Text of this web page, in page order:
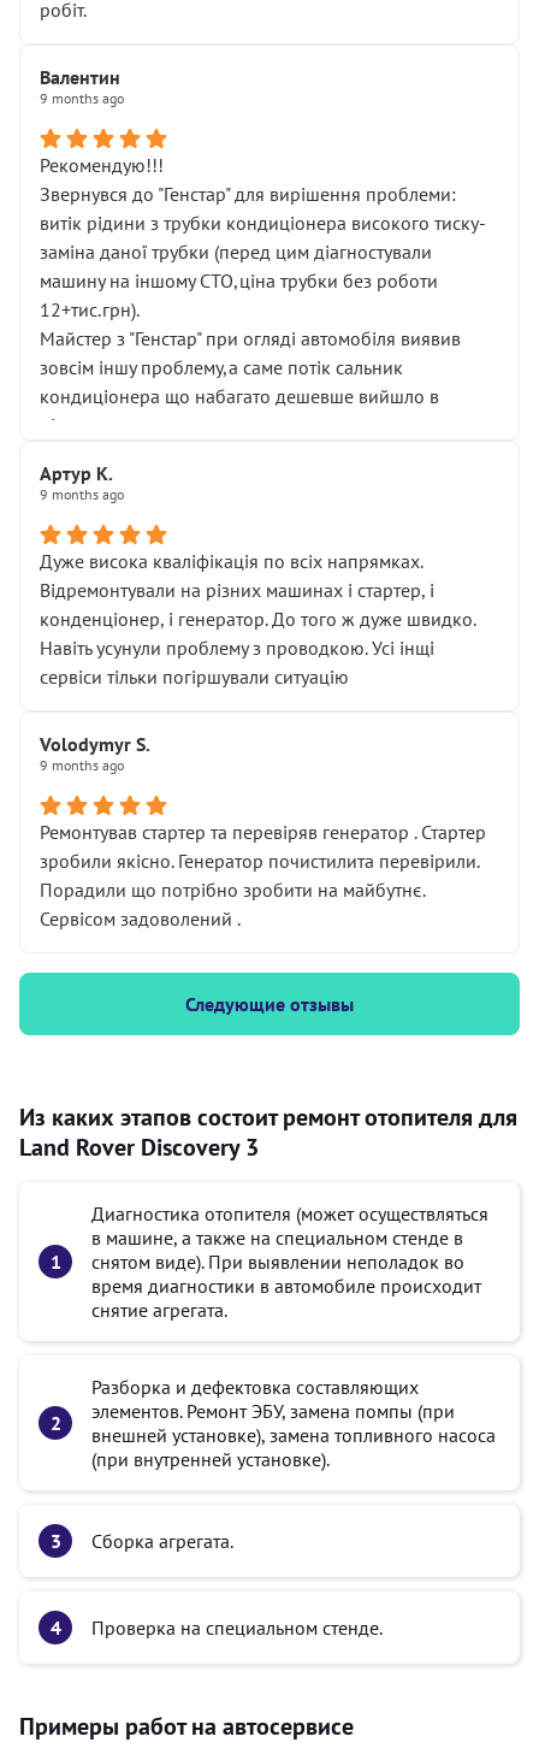
робіт.
Валентин
9 months ago
Рекомендую!!!
Звернувся до "Генстар" для вирішення проблеми:
витік рідини з трубки кондиціонера високого тиску-
заміна даної трубки (перед цим діагностували
машину на іншому СТО,ціна трубки без роботи
12+тис.грн).
Майстер з "Генстар" при огляді автомобіля виявив
зовсім іншу проблему,а саме потік сальник
кондиціонера що набагато дешевше вийшло в
підсумку.
Артур К.
9 months ago
Дуже висока кваліфікація по всіх напрямках.
Відремонтували на різних машинах і стартер, і
конденціонер, і генератор. До того ж дуже швидко.
Навіть усунули проблему з проводкою. Усі інщі
сервіси тільки погіршували ситуацію
Volodymyr S.
9 months ago
Ремонтував стартер та перевіряв генератор . Стартер
зробили якісно. Генератор почистилита перевірили.
Порадили що потрібно зробити на майбутнє.
Сервісом задоволений .
Следующие отзывы
Из каких этапов состоит ремонт отопителя для
Land Rover Discovery 3
Диагностика отопителя (может осуществляться
в машине, а также на специальном стенде в
снятом виде). При выявлении неполадок во
время диагностики в автомобиле происходит
снятие агрегата.
Разборка и дефектовка составляющих
элементов. Ремонт ЭБУ, замена помпы (при
внешней установке), замена топливного насоса
(при внутренней установке).
Сборка агрегата.
Проверка на специальном стенде.
Примеры работ на автосервисе